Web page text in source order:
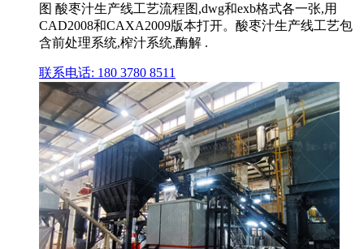
图 酸枣汁生产线工艺流程图,dwg和exb格式各一张,用
CAD2008和CAXA2009版本打开。酸枣汁生产线工艺包
含前处理系统,榨汁系统,酶解 .
联系电话: 180 3780 8511